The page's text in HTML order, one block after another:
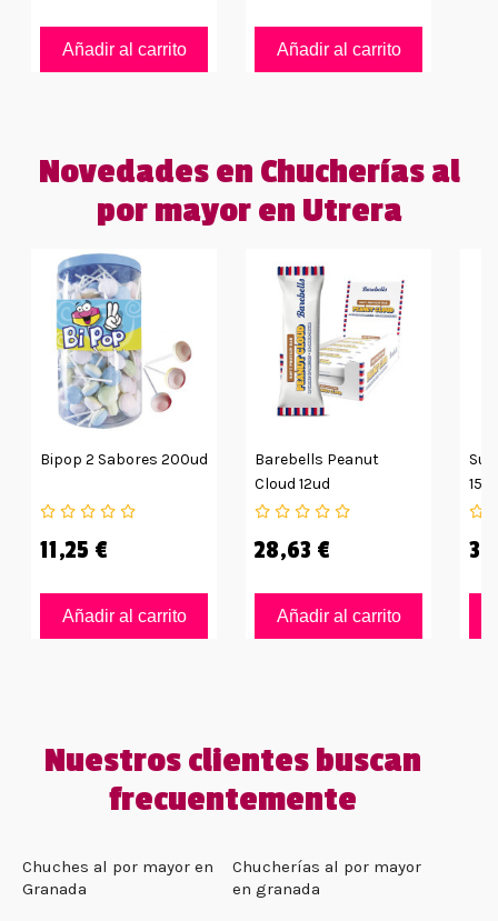
Añadir al carrito Añadir al carrito
Novedades en Chucherías al
por mayor en Utrera
Bipop 2 Sabores 200ud
11,25 €
Añadir al carrito
Barebells Peanut
Cloud 12ud
28,63 €
Añadir al carrito
Nuestros clientes buscan
frecuentemente
Chuches al por mayor en
Granada
Chucherías al por mayor
en granada